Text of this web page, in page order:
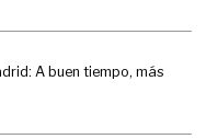
A buen tiempo, más